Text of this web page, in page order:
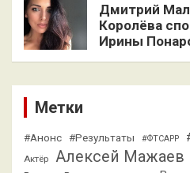
Дмитрий
Королёва
Ирины
Метки
#Анонс #Результаты #ФТСАРР
Актёр Алексей Мажаев